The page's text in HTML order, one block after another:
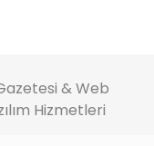
& Web
Hizmetleri